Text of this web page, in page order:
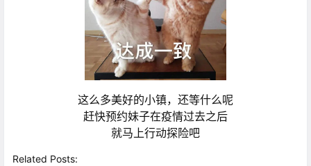
这么多美好的小镇，还等什么呢
赶快预约妹子在疫情过去之后
就马上行动探险吧
Related Posts: